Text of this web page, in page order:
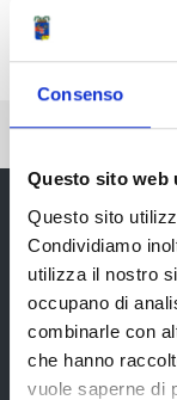
Consenso
Questo sito web
Questo sito
Condividiamo
utilizza il nostro
occupano di
combinarle con
che hanno
vuole saperne di
Pubblicato: 03 Luglio